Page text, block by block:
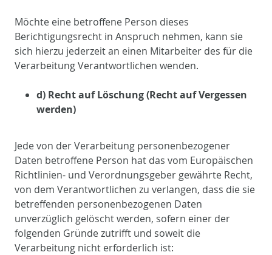
Möchte eine betroffene Person dieses
Berichtigungsrecht in Anspruch nehmen, kann sie
sich hierzu jederzeit an einen Mitarbeiter des für die
Verarbeitung Verantwortlichen wenden.
d) Recht auf Löschung (Recht auf Vergessen
werden)
Jede von der Verarbeitung personenbezogener
Daten betroffene Person hat das vom Europäischen
Richtlinien- und Verordnungsgeber gewährte Recht,
von dem Verantwortlichen zu verlangen, dass die sie
betreffenden personenbezogenen Daten
unverzüglich gelöscht werden, sofern einer der
folgenden Gründe zutrifft und soweit die
Verarbeitung nicht erforderlich ist: